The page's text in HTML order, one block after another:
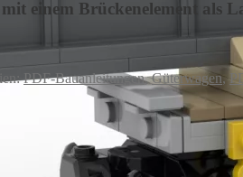
einem Brückenelement als
PDF-Bauanleitungen,Güterwagen,